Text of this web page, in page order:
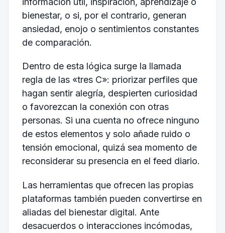
bienestar, o si, por el contrario, generan
ansiedad, enojo o sentimientos constantes
de comparación.
Dentro de esta lógica surge la llamada
regla de las «tres C»: priorizar perfiles que
hagan sentir alegría, despierten curiosidad
o favorezcan la conexión con otras
personas. Si una cuenta no ofrece ninguno
de estos elementos y solo añade ruido o
tensión emocional, quizá sea momento de
reconsiderar su presencia en el feed diario.
Las herramientas que ofrecen las propias
plataformas también pueden convertirse en
aliadas del bienestar digital. Ante
desacuerdos o interacciones incómodas,